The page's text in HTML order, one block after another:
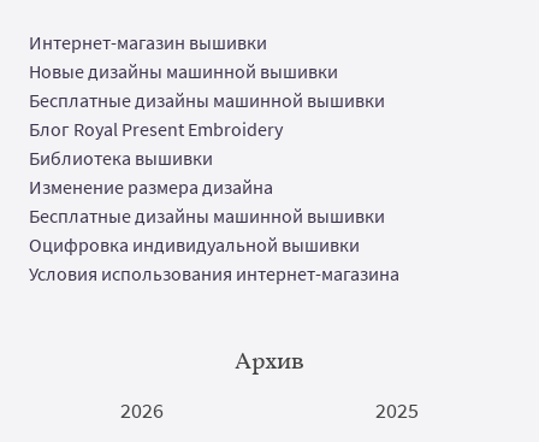
Интернет-магазин вышивки
Новые дизайны машинной вышивки
Бесплатные дизайны машинной вышивки
Блог Royal Present Embroidery
Библиотека вышивки
Изменение размера дизайна
Бесплатные дизайны машинной вышивки
Оцифровка индивидуальной вышивки
Условия использования интернет-магазина
Архив
2026
2025